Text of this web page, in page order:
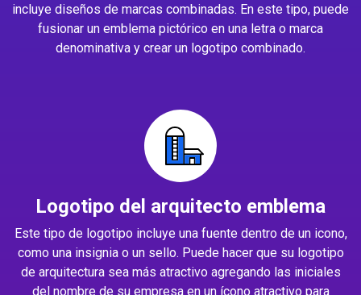
incluye diseños de marcas combinadas. En este tipo, puede
fusionar un emblema pictórico en una letra o marca
denominativa y crear un logotipo combinado.
Logotipo del arquitecto emblema
Este tipo de logotipo incluye una fuente dentro de un icono,
como una insignia o un sello. Puede hacer que su logotipo
de arquitectura sea más atractivo agregando las iniciales
del nombre de su empresa en un ícono atractivo para